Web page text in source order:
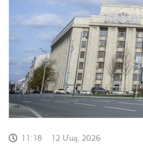
11:18 12 Մայ, 2026